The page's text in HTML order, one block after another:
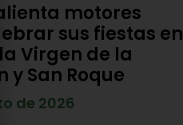
motores
sus fiestas en
Virgen de la
y San Roque
de 2026